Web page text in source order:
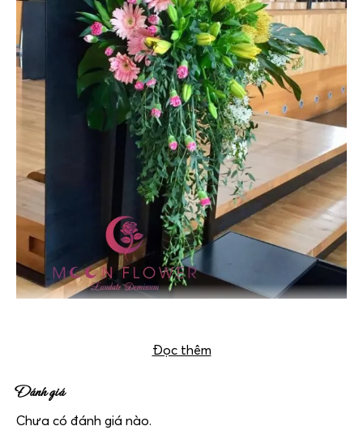
Đọc thêm
Đánh giá
Chưa có đánh giá nào.